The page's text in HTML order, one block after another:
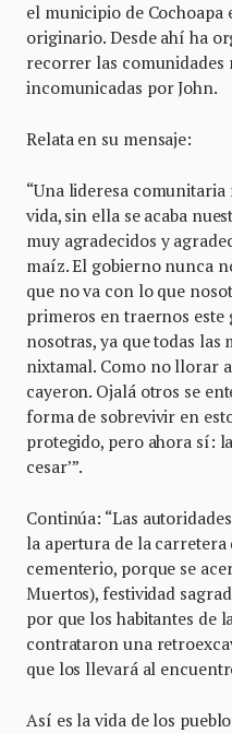
el municipio de Cochoapa
originario. Desde ahí ha
recorrer las comunidades
incomunicadas por John.
Relata en su mensaje:
“Una lideresa comunitaria
vida, sin ella se acaba
muy agradecidos y
maíz. El gobierno nunca
que no va con lo que
primeros en traernos este
nosotras, ya que todas las
nixtamal. Como no llorar
cayeron. Ojalá otros se
forma de sobrevivir en
protegido, pero ahora sí:
cesar’”.
Continúa: “Las
la apertura de la
cementerio, porque se
Muertos), festividad
por que los habitantes de
contrataron una
que los llevará al
Así es la vida de los